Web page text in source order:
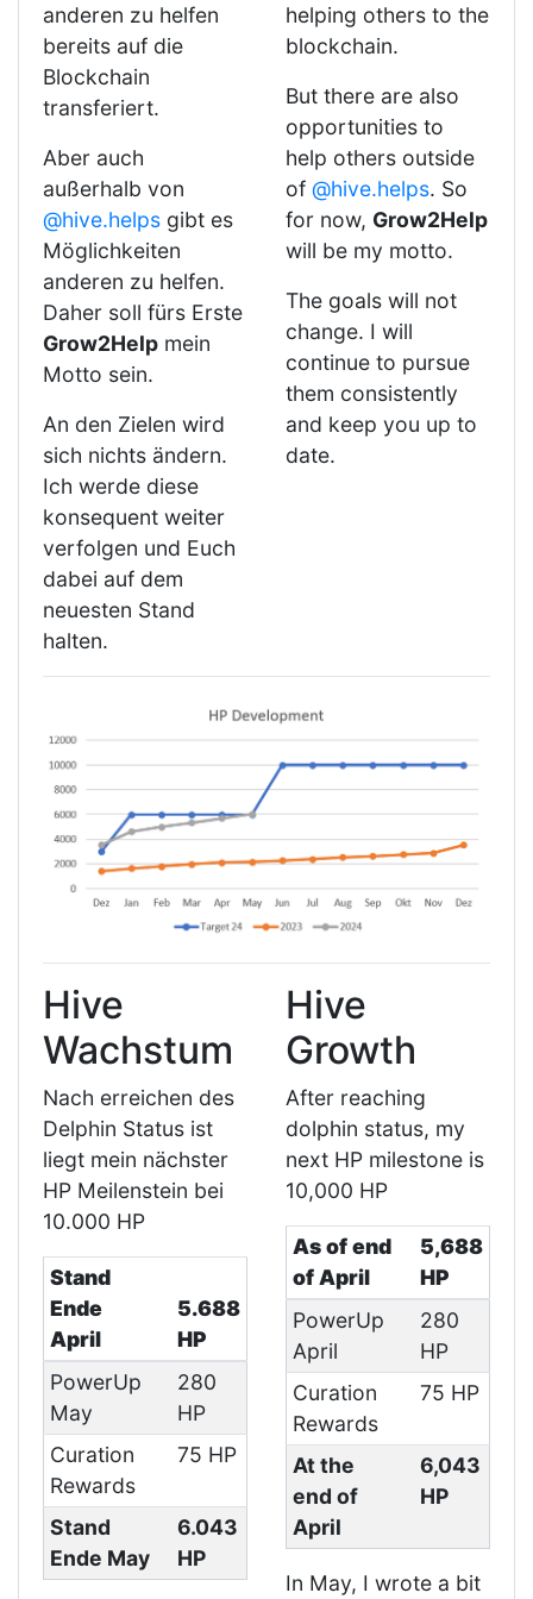
anderen zu helfen
bereits auf die
Blockchain
transferiert.
Aber auch
außerhalb von
@hive.helps gibt es
Möglichkeiten
anderen zu helfen.
Daher soll fürs Erste
Grow2Help mein
Motto sein.
An den Zielen wird
sich nichts ändern.
Ich werde diese
konsequent weiter
verfolgen und Euch
dabei auf dem
neuesten Stand
halten.
helping others to the
blockchain.
But there are also
opportunities to
help others outside
of @hive.helps. So
for now, Grow2Help
will be my motto.
The goals will not
change. I will
continue to pursue
them consistently
and keep you up to
date.
Hive
Wachstum
Nach erreichen des
Delphin Status ist
liegt mein nächster
HP Meilenstein bei
10.000 HP
Stand
Ende
April
5.688
HP
PowerUp
May
280
HP
Curation
Rewards
75 HP
Stand
Ende May
6.043
HP
Hive
Growth
After reaching
dolphin status, my
next HP milestone is
10,000 HP
As of end
of April
5,688
HP
PowerUp
April
280
HP
Curation
Rewards
75 HP
At the
end of
April
6,043
HP
In May, I wrote a bit